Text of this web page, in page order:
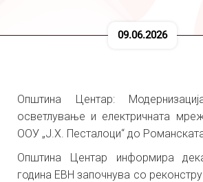
09.06.2026
Општина Центар:
осветлување и електричната
ООУ „Ј.Х. Песталоци“ до
Општина Центар информира
година ЕВН започнува со